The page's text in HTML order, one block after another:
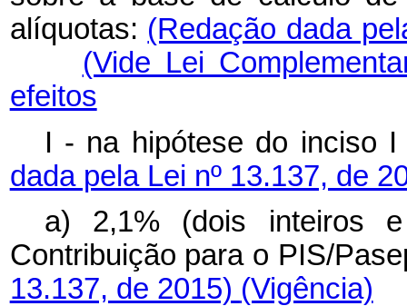
alíquotas: (Redação dada
(Vide Lei
efeitos
I - na hipótese do inciso
dada pela Lei nº 13.137, de
a) 2,1% (dois inteiros
Contribuição para o PIS/
13.137, de 2015) (Vigência)